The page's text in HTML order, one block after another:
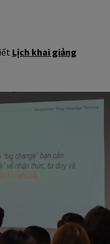
Lịch khai giảng